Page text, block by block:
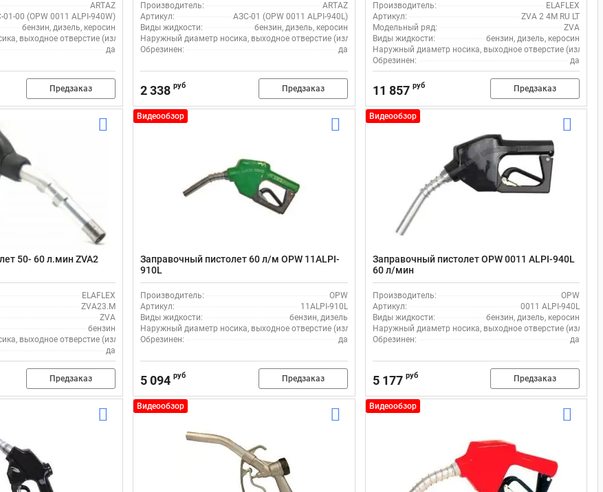
ARTAZ
01-00 (OPW 0011 ALPI-940W)
бензин, дизель, керосин
выходное отверстие (излив), мм: 16
да
Предзаказ
Производитель:
ARTAZ
Артикул:
АЗС-01 (OPW 0011 ALPI-940L)
Виды жидкости:
бензин, дизель, керосин
Наружный диаметр носика, выходное отверстие (излив), мм: 16
Обрезинен:
да
2 338 руб Предзаказ
Производитель:
ELAFLEX
Артикул:
ZVA 2 4M RU LT
Модельный ряд:
ZVA
Виды жидкости:
бензин, дизель, керосин
Наружный диаметр носика, выходное отверстие (излив),
Обрезинен:
да
11 857 руб Предзаказ
50- 60 л.мин ZVA2
ELAFLEX
ZVA23.M
ZVA
бензин
выходное отверстие (излив), мм: 16
да
Предзаказ
Видеообзор
Заправочный пистолет 60 л/м OPW 11ALPI-
910L
Производитель:
OPW
Артикул:
11ALPI-910L
Виды жидкости:
бензин, дизель
Наружный диаметр носика, выходное отверстие (излив), мм: 19
Обрезинен:
да
5 094 руб Предзаказ
Видеообзор
Заправочный пистолет OPW 0011 ALPI-940L
60 л/мин
Производитель:
OPW
Артикул:
0011 ALPI-940L
Виды жидкости:
бензин, дизель, керосин
Наружный диаметр носика, выходное отверстие (излив),
Обрезинен:
да
5 177 руб Предзаказ
Видеообзор Видеообзор